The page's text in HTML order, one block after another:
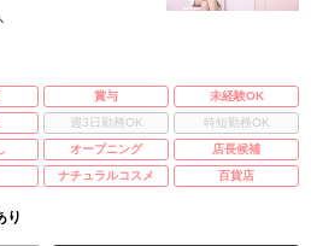
賞与
未経験OK
週3日勤務OK
時短勤務OK
オープニング
店長候補
ナチュラルコスメ 百貨店
り